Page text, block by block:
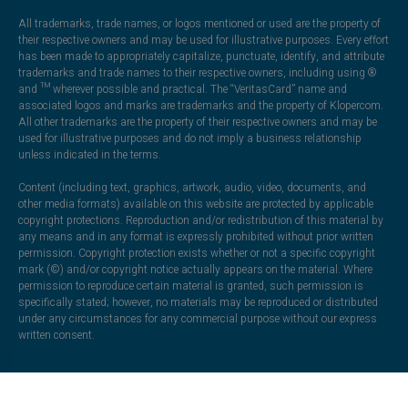
All trademarks, trade names, or logos mentioned or used are the property of
their respective owners and may be used for illustrative purposes. Every effort
has been made to appropriately capitalize, punctuate, identify, and attribute
trademarks and trade names to their respective owners, including using ®
and ™ wherever possible and practical. The “VeritasCard” name and
associated logos and marks are trademarks and the property of Klopercom.
All other trademarks are the property of their respective owners and may be
used for illustrative purposes and do not imply a business relationship
unless indicated in the terms.
Content (including text, graphics, artwork, audio, video, documents, and
other media formats) available on this website are protected by applicable
copyright protections. Reproduction and/or redistribution of this material by
any means and in any format is expressly prohibited without prior written
permission. Copyright protection exists whether or not a specific copyright
mark (©) and/or copyright notice actually appears on the material. Where
permission to reproduce certain material is granted, such permission is
specifically stated; however, no materials may be reproduced or distributed
under any circumstances for any commercial purpose without our express
written consent.